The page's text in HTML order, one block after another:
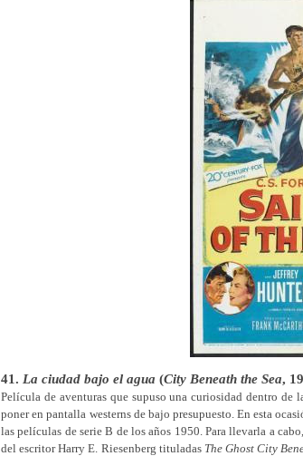
41. La ciudad bajo el agua (City Beneath the Sea,
Película de aventuras que supuso una curiosidad dentro
poner en pantalla westerns de bajo presupuesto. En esta
las películas de serie B de los años 1950. Para llevarla a
del escritor Harry E. Riesenberg tituladas The Ghost City